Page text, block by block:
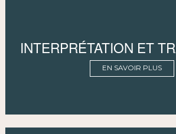
INTERPRÉTATION ET
EN SAVOIR PLUS